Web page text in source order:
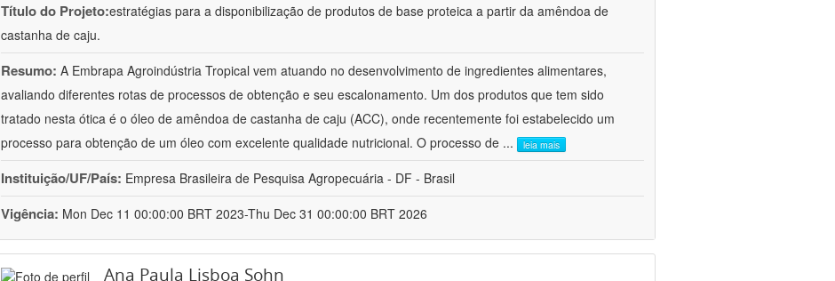
Título do Projeto:estratégias para a disponibilização de produtos de base proteica a partir da amêndoa de
castanha de caju.
Resumo: A Embrapa Agroindústria Tropical vem atuando no desenvolvimento de ingredientes alimentares,
avaliando diferentes rotas de processos de obtenção e seu escalonamento. Um dos produtos que tem sido
tratado nesta ótica é o óleo de amêndoa de castanha de caju (ACC), onde recentemente foi estabelecido um
processo para obtenção de um óleo com excelente qualidade nutricional. O processo de ... leia mais
Instituição/UF/País: Empresa Brasileira de Pesquisa Agropecuária - DF - Brasil
Vigência: Mon Dec 11 00:00:00 BRT 2023-Thu Dec 31 00:00:00 BRT 2026
Ana Paula Lisboa Sohn